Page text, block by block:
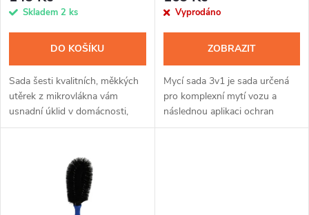
o
u
k
o
d
u
k
Skladem 2 ks
DO KOŠÍKU
Sada šesti kvalitních, měkkých
utěrek z mikrovlákna vám
usnadní úklid v domácnosti,
péči o automobil, motorku nebo
utěrkám z jemného a vysoce...
Vyprodáno
ZOBRAZIT
Mycí sada 3v1 je sada určená
pro komplexní mytí vozu a
následnou aplikaci ochran
karoserie. Jednotlivé prvky sady